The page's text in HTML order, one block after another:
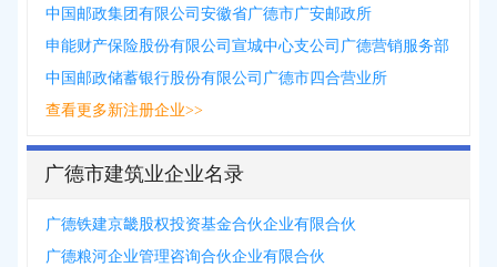
中国邮政集团有限公司安徽省广德市广安邮政所
申能财产保险股份有限公司宣城中心支公司广德营销服务部
中国邮政储蓄银行股份有限公司广德市四合营业所
查看更多新注册企业>>
广德市建筑业企业名录
广德铁建京畿股权投资基金合伙企业有限合伙
广德粮河企业管理咨询合伙企业有限合伙